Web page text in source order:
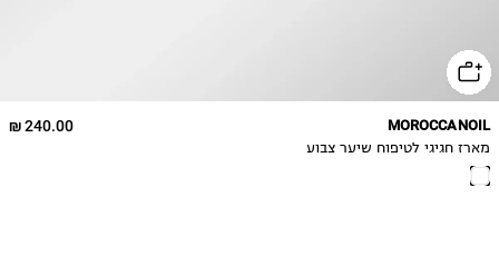
240.00 ₪ MOROCCANOIL
מארז חגיגי לטיפוח שיער צבוע